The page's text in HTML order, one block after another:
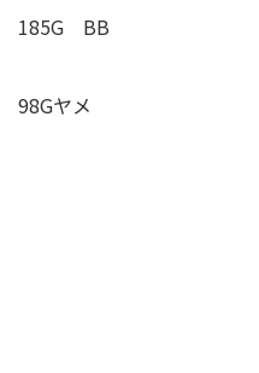
185G BB
98Gヤメ